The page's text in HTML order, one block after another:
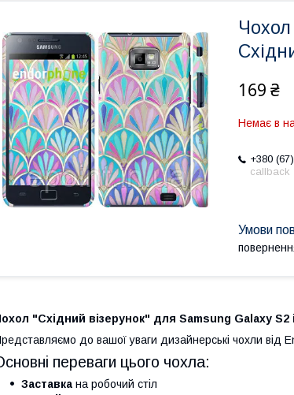
169 ₴
Немає в
+380
callback
"Східний візерунок" для Samsung Galaxy S2
до вашої уваги дизайнерські чохли від
переваги цього чохла:
Заставка на робочий стіл